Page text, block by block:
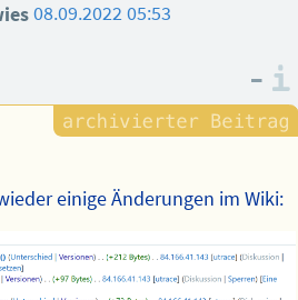
08.09.2022 05:53
–
einige Änderungen im Wiki: